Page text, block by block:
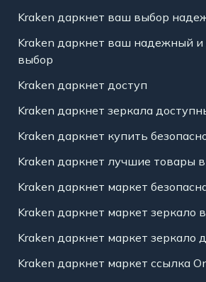
Kraken даркнет ваш выбор
Kraken даркнет ваш надежный и
выбор
Kraken даркнет доступ
Kraken даркнет зеркала
Kraken даркнет купить
Kraken даркнет лучшие товары
Kraken даркнет маркет
Kraken даркнет маркет зеркало
Kraken даркнет маркет зеркало
Kraken даркнет маркет ссылка